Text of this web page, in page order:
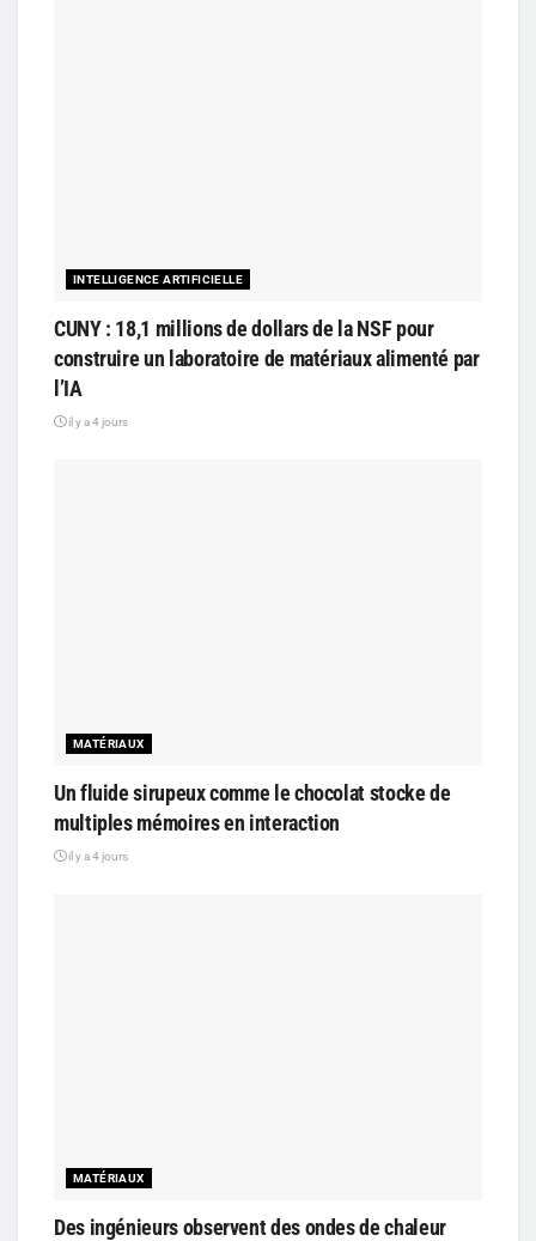
INTELLIGENCE ARTIFICIELLE
CUNY : 18,1 millions de dollars de la NSF pour
construire un laboratoire de matériaux alimenté par
l’IA
il y a 4 jours
MATÉRIAUX
Un fluide sirupeux comme le chocolat stocke de
multiples mémoires en interaction
il y a 4 jours
MATÉRIAUX
Des ingénieurs observent des ondes de chaleur